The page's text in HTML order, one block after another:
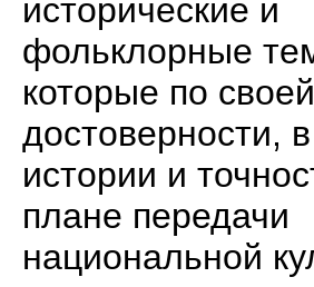
исторические и
фольклорные
которые по своей
достоверности,
истории и
плане передачи
национальной